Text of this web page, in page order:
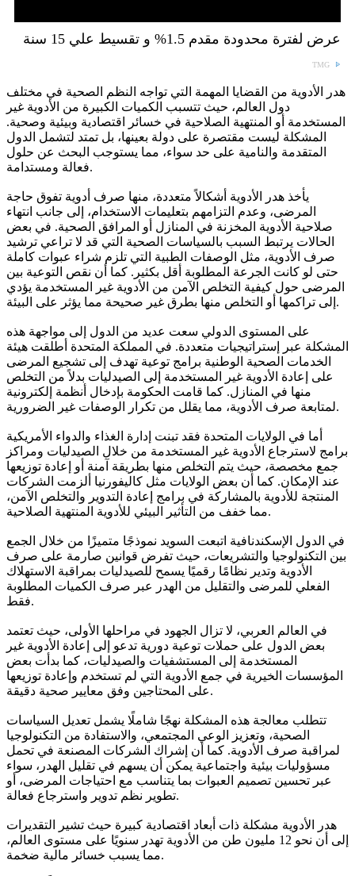
عرض لفترة محدودة مقدم 1.5% و تقسيط علي 15 سنة
TMG
هدر الأدوية من القضايا المهمة التي تواجه النظم الصحية في مختلف
دول العالم، حيث تتسبب الكميات الكبيرة من الأدوية غير
المستخدمة أو المنتهية الصلاحية في خسائر اقتصادية وبيئية وصحية.
المشكلة ليست مقتصرة على دولة بعينها، بل تمتد لتشمل الدول
المتقدمة والنامية على حد سواء، مما يستوجب البحث عن حلول
فعالة ومستدامة.
يأخذ هدر الأدوية أشكالاً متعددة، منها صرف أدوية تفوق حاجة
المرضى، وعدم التزامهم بتعليمات الاستخدام، إلى جانب انتهاء
صلاحية الأدوية المخزنة في المنازل أو المرافق الصحية. في بعض
الحالات يرتبط السبب بالسياسات الصحية التي قد لا تراعي ترشيد
صرف الأدوية، مثل الوصفات الطبية التي تلزم شراء عبوات كاملة
حتى لو كانت الجرعة المطلوبة أقل بكثير. كما أن نقص التوعية بين
المرضى حول كيفية التخلص الآمن من الأدوية غير المستخدمة يؤدي
إلى تراكمها أو التخلص منها بطرق غير صحيحة مما يؤثر على البيئة.
على المستوى الدولي سعت عديد من الدول إلى مواجهة هذه
المشكلة عبر إستراتيجيات متعددة. في المملكة المتحدة أطلقت هيئة
الخدمات الصحية الوطنية برامج توعية تهدف إلى تشجيع المرضى
على إعادة الأدوية غير المستخدمة إلى الصيدليات بدلاً من التخلص
منها في المنازل. كما قامت الحكومة بإدخال أنظمة إلكترونية
لمتابعة صرف الأدوية، مما يقلل من تكرار الوصفات غير الضرورية.
أما في الولايات المتحدة فقد تبنت إدارة الغذاء والدواء الأمريكية
برامج لاسترجاع الأدوية غير المستخدمة من خلال الصيدليات ومراكز
جمع مخصصة، حيث يتم التخلص منها بطريقة آمنة أو إعادة توزيعها
عند الإمكان. كما أن بعض الولايات مثل كاليفورنيا ألزمت الشركات
المنتجة للأدوية بالمشاركة في برامج إعادة التدوير والتخلص الآمن،
مما خفف من التأثير البيئي للأدوية المنتهية الصلاحية.
في الدول الإسكندنافية اتبعت السويد نموذجًا متميزًا من خلال الجمع
بين التكنولوجيا والتشريعات، حيث تفرض قوانين صارمة على صرف
الأدوية وتدير نظامًا رقميًا يسمح للصيدليات بمراقبة الاستهلاك
الفعلي للمرضى والتقليل من الهدر عبر صرف الكميات المطلوبة
فقط.
في العالم العربي، لا تزال الجهود في مراحلها الأولى، حيث تعتمد
بعض الدول على حملات توعية دورية تدعو إلى إعادة الأدوية غير
المستخدمة إلى المستشفيات والصيدليات، كما بدأت بعض
المؤسسات الخيرية في جمع الأدوية التي لم تستخدم وإعادة توزيعها
على المحتاجين وفق معايير صحية دقيقة.
تتطلب معالجة هذه المشكلة نهجًا شاملًا يشمل تعديل السياسات
الصحية، وتعزيز الوعي المجتمعي، والاستفادة من التكنولوجيا
لمراقبة صرف الأدوية. كما أن إشراك الشركات المصنعة في تحمل
مسؤوليات بيئية واجتماعية يمكن أن يسهم في تقليل الهدر، سواء
عبر تحسين تصميم العبوات بما يتناسب مع احتياجات المرضى، أو
تطوير نظم تدوير واسترجاع فعالة.
هدر الأدوية مشكلة ذات أبعاد اقتصادية كبيرة حيث تشير التقديرات
إلى أن نحو 12 مليون طن من الأدوية تهدر سنويًا على مستوى العالم،
مما يسبب خسائر مالية ضخمة.